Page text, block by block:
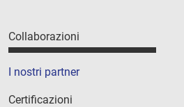
Collaborazioni
I nostri partner
Certificazioni